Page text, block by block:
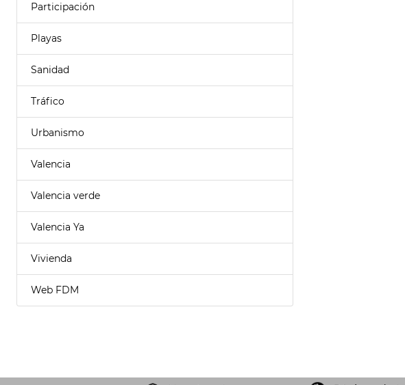
Participación
Playas
Sanidad
Tráfico
Urbanismo
Valencia
Valencia verde
Valencia Ya
Vivienda
Web FDM